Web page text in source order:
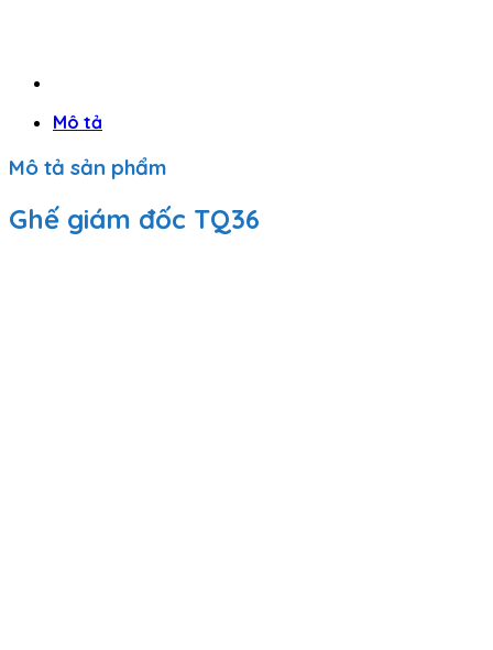
Mô tả
Mô tả sản phẩm
Ghế giám đốc TQ36